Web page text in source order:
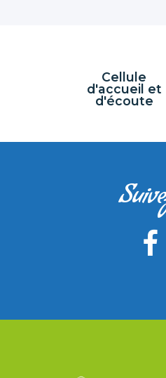
Cellule
d'accueil et
d'écoute